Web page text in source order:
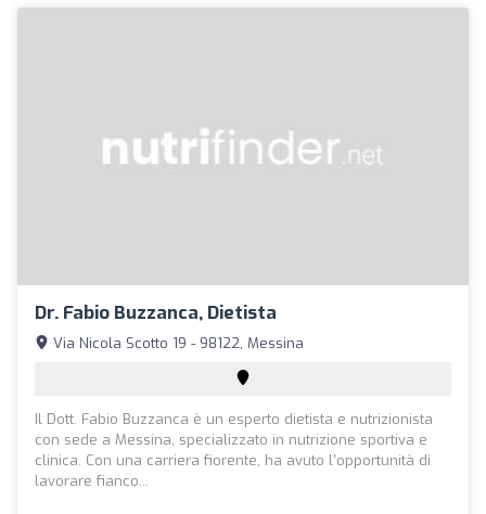
Dr. Fabio Buzzanca, Dietista
Via Nicola Scotto 19 - 98122, Messina
Il Dott. Fabio Buzzanca è un esperto dietista e nutrizionista
con sede a Messina, specializzato in nutrizione sportiva e
clinica. Con una carriera fiorente, ha avuto l'opportunità di
lavorare fianco...